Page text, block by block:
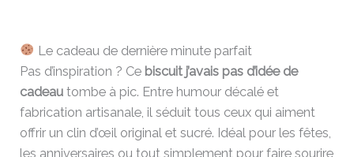
Le cadeau de dernière minute parfait
Pas d’inspiration ? Ce biscuit j’avais pas d’idée de
cadeau tombe à pic. Entre humour décalé et
fabrication artisanale, il séduit tous ceux qui aiment
offrir un clin d’œil original et sucré. Idéal pour les fêtes,
les anniversaires ou tout simplement pour faire sourire